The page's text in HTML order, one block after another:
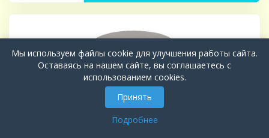
Мы используем файлы cookie для улучшения работы сайта.
Оставаясь на нашем сайте, вы соглашаетесь с
использованием cookies.
Принять
Подробнее